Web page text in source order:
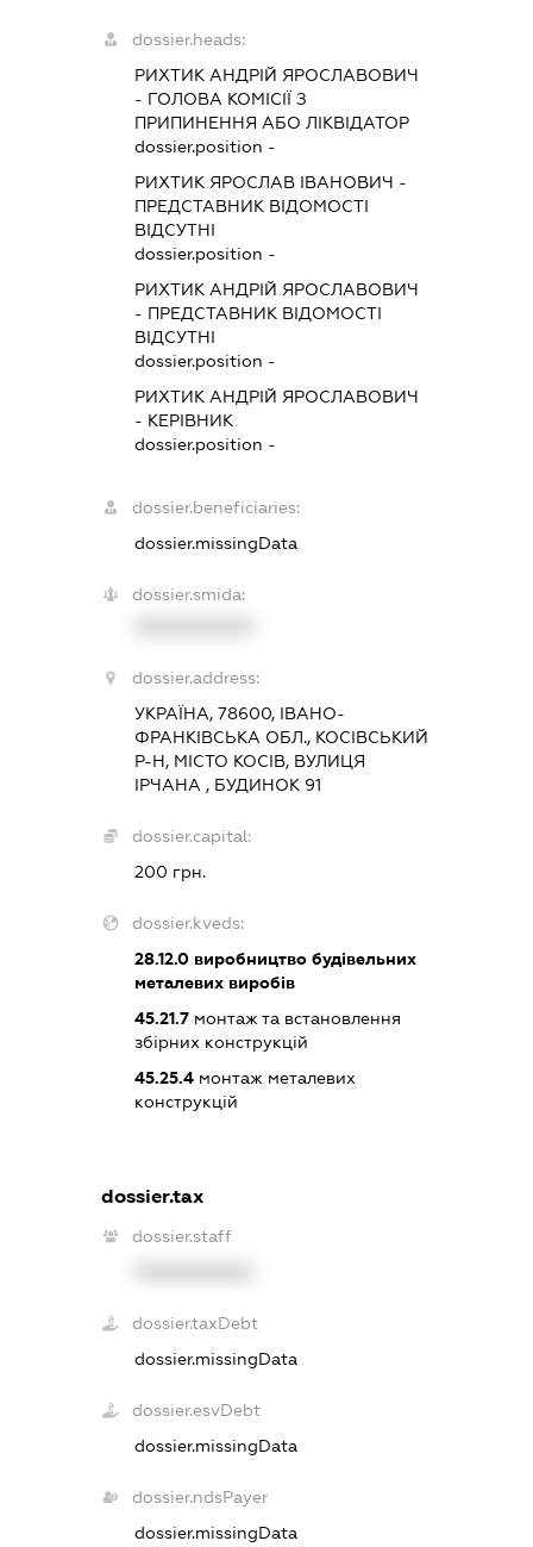
dossier.heads:
РИХТИК АНДРІЙ ЯРОСЛАВОВИЧ
- ГОЛОВА КОМІСІЇ З
ПРИПИНЕННЯ АБО ЛІКВІДАТОР
dossier.position -
РИХТИК ЯРОСЛАВ ІВАНОВИЧ -
ПРЕДСТАВНИК ВІДОМОСТІ
ВІДСУТНІ
dossier.position -
РИХТИК АНДРІЙ ЯРОСЛАВОВИЧ
- ПРЕДСТАВНИК ВІДОМОСТІ
ВІДСУТНІ
dossier.position -
РИХТИК АНДРІЙ ЯРОСЛАВОВИЧ
- КЕРІВНИК
dossier.position -
dossier.beneficiaries:
dossier.missingData
dossier.smida:
dossier.address:
УКРАЇНА, 78600, ІВАНО-
ФРАНКІВСЬКА ОБЛ., КОСІВСЬКИЙ
Р-Н, МІСТО КОСІВ, ВУЛИЦЯ
ІРЧАНА , БУДИНОК 91
dossier.capital:
200 грн.
dossier.kveds:
28.12.0 виробництво будівельних
металевих виробів
45.21.7 монтаж та встановлення
збірних конструкцій
45.25.4 монтаж металевих
конструкцій
dossier.tax
dossier.staff
dossier.taxDebt
dossier.missingData
dossier.esvDebt
dossier.missingData
dossier.ndsPayer
dossier.missingData